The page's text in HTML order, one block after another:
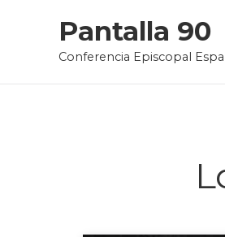
Pantalla 90
Conferencia Episcopal